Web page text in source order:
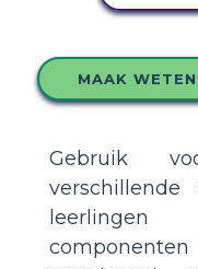
MAAK
Gebruik
verschillende